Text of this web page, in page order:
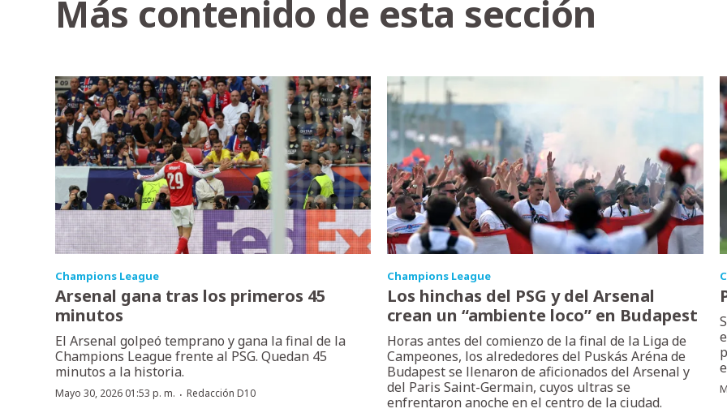
Más contenido de esta sección
Champions League
Arsenal gana tras los primeros 45
minutos
El Arsenal golpeó temprano y gana la final de la
Champions League frente al PSG. Quedan 45
minutos a la historia.
Mayo 30, 2026 01:53 p. m. · Redacción D10
Champions League
Los hinchas del PSG y del Arsenal
crean un “ambiente loco” en Budapest
Horas antes del comienzo de la final de la Liga de
Campeones, los alrededores del Puskás Aréna de
Budapest se llenaron de aficionados del Arsenal y
del Paris Saint-Germain, cuyos ultras se
enfrentaron anoche en el centro de la ciudad.